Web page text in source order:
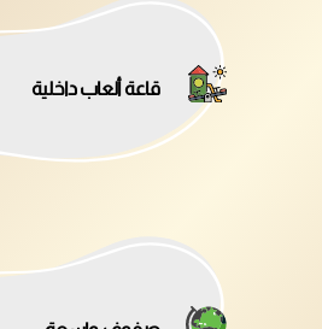
قاعة ألعاب داخلية